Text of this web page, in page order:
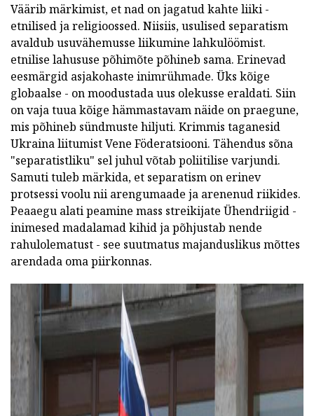
Väärib märkimist, et nad on jagatud kahte liiki -
etnilised ja religioossed. Niisiis, usulised separatism
avaldub usuvähemusse liikumine lahkulöömist.
etnilise lahususe põhimõte põhineb sama. Erinevad
eesmärgid asjakohaste inimrühmade. Üks kõige
globaalse - on moodustada uus olekusse eraldati. Siin
on vaja tuua kõige hämmastavam näide on praegune,
mis põhineb sündmuste hiljuti. Krimmis taganesid
Ukraina liitumist Vene Föderatsiooni. Tähendus sõna
"separatistliku" sel juhul võtab poliitilise varjundi.
Samuti tuleb märkida, et separatism on erinev
protsessi voolu nii arengumaade ja arenenud riikides.
Peaaegu alati peamine mass streikijate Ühendriigid -
inimesed madalamad kihid ja põhjustab nende
rahulolematust - see suutmatus majanduslikus mõttes
arendada oma piirkonnas.